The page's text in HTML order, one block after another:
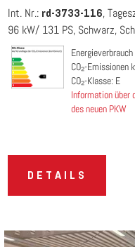
Int. Nr.: rd-3733-116
96 kW/ 131 PS Schwarz
CO₂-
CO₂-Klasse: E
Information über
des neuen PKW
DETAILS